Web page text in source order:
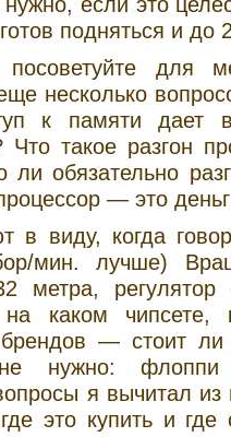
подняться и до
посоветуйте для
несколько
к памяти дает
Что такое разгон
обязательно
— это
в виду, когда
мин. лучше)
метра, регулятор
на каком чипсете,
брендов — стоит
нужно: флоппи
я вычитал из
это купить и где